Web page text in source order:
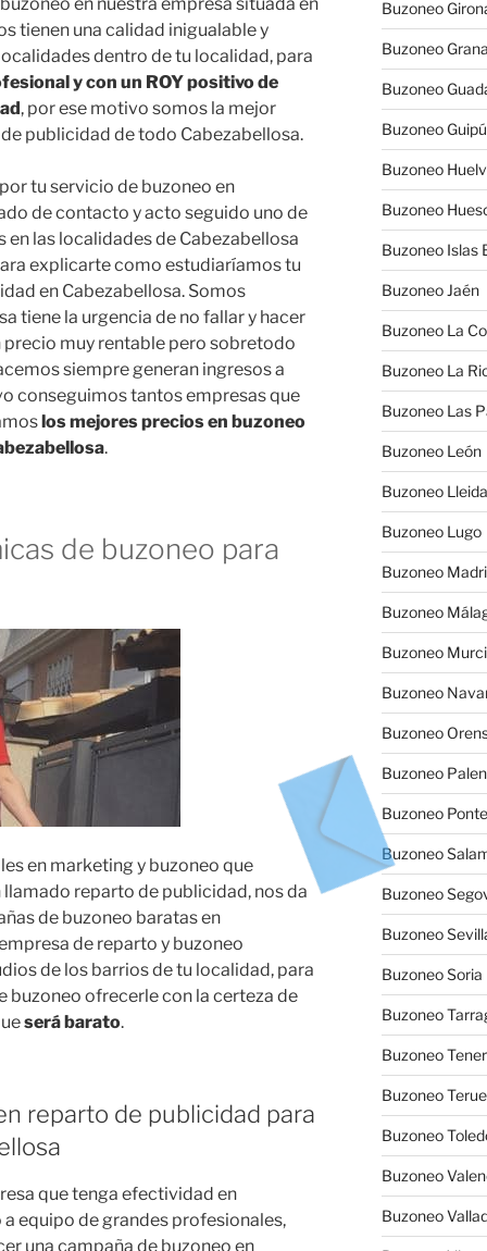
tienen una calidad inigualable y
dentro de tu localidad, para
y con un ROY positivo de
, por ese motivo somos la mejor
publicidad de todo Cabezabellosa.
tu servicio de buzoneo en
de contacto y acto seguido uno de
las localidades de Cabezabellosa
explicarte como estudiaríamos tu
en Cabezabellosa. Somos
tiene la urgencia de no fallar y hacer
precio muy rentable pero sobretodo
siempre generan ingresos a
conseguimos tantos empresas que
los mejores precios en buzoneo
.
de buzoneo para
en marketing y buzoneo que
reparto de publicidad, nos da
de buzoneo baratas en
de reparto y buzoneo
de los barrios de tu localidad, para
buzoneo ofrecerle con la certeza de
será barato.
reparto de publicidad para
que tenga efectividad en
equipo de grandes profesionales,
una campaña de buzoneo en
Buzoneo
Buzoneo
Buzoneo
Buzoneo
Buzoneo
Buzoneo
Buzoneo Islas
Buzoneo Jaén
Buzoneo La
Buzoneo La
Buzoneo Las
Buzoneo León
Buzoneo Lleida
Buzoneo Lugo
Buzoneo
Buzoneo
Buzoneo
Buzoneo
Buzoneo
Buzoneo
Buzoneo
Buzoneo
Buzoneo
Buzoneo
Buzoneo Soria
Buzoneo
Buzoneo
Buzoneo
Buzoneo
Buzoneo
Buzoneo